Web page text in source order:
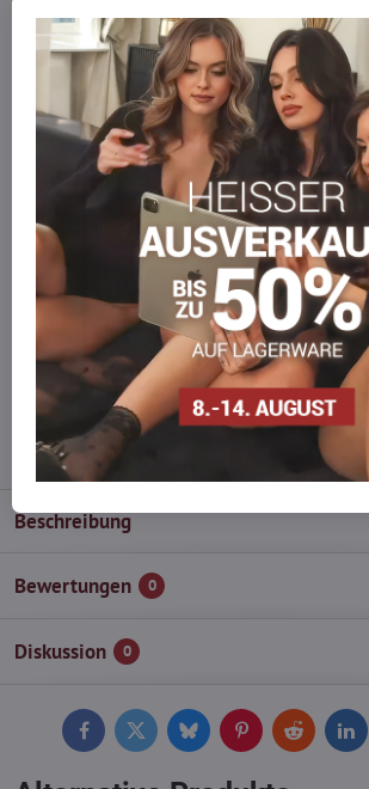
SICHERE ZAHLUNGEN
Gesicherte Online-Zahlungen
Ware auf Lager
Wir versenden sofort
Werden Sie Teil von everlady
Werden Sie Teil von everlady und genießen
Mitgliedervorteilbei jedem Einkauf.
Der Vorteil wird automatisch im Warenkorb
Möchten Sie mehr
auf Lager haben?
Zögern Sie nicht, uns zu kontaktieren, wir füllen
wieder auf!
info​@everlady​.eu
Beschreibung
Bewertungen 0
Diskussion 0
FacebookTwitterBlueskyPinterestReddit